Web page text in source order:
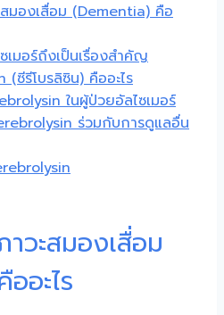
สมองเสื่อม (Dementia) คือ
เมอร์ถึงเป็นเรื่องสำคัญ
ซีรีโบรลิซิน) คืออะไร
ในผู้ป่วยอัลไซเมอร์
ร่วมกับการดูแลอื่น
าวะสมองเสื่อม
อะไร